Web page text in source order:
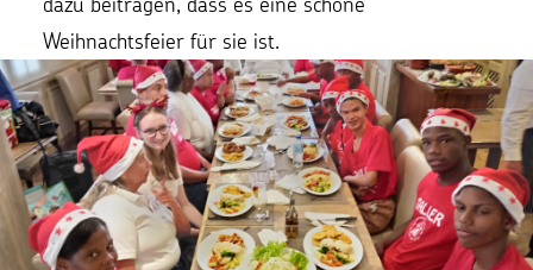
Weihnachtsfeier für sie ist.